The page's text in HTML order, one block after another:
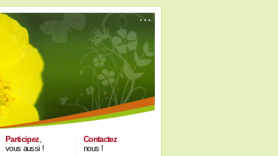
Participez,
vous aussi !
Contactez
nous !